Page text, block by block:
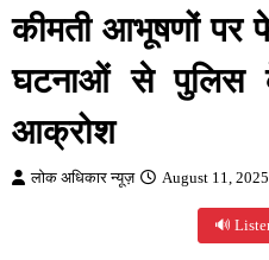
कीमती आभूषणों पर
घटनाओं से पुलिस
आक्रोश
लोक अधिकार न्यूज़ August 11, 2025
🔊